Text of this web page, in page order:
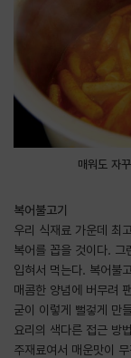
매워도 자
복어불고기
우리 식재료 가운데 최
복어를 꼽을 것이다. 그
입혀서 먹는다. 복어불
매콤한 양념에 버무려
굳이 이렇게 뻘겋게 만
요리의 색다른 접근 방
주재료여서 매운맛이